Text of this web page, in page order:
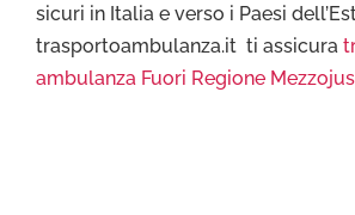
sicuri in Italia e verso i Paesi
trasportoambulanza.it ti assicura
ambulanza Fuori Regione